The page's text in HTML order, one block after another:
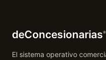
deConcesionarias®
El sistema operativo